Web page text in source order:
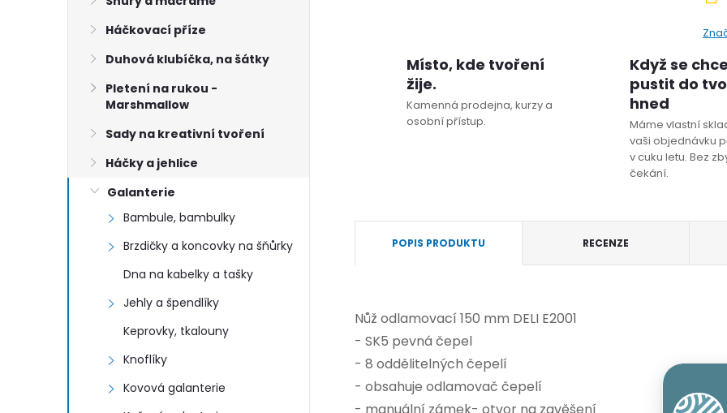
Háčkovací příze
Duhová klubíčka, na šátky
Pletení na rukou -
Marshmallow
Sady na kreativní tvoření
Háčky a jehlice
Galanterie
Bambule, bambulky
Brzdičky a koncovky na šňůrky
Dna na kabelky a tašky
Jehly a špendlíky
Keprovky, tkalouny
Knoflíky
Kovová galanterie
Místo, kde tvoření
žije.
Kamenná prodejna, kurzy a
osobní přístup.
Když se
pustit do
hned
Máme vlastní
vaši objednávku
v cuku letu. Bez
čekání.
POPIS PRODUKTU RECENZE
Nůž odlamovací 150 mm DELI E2001
- SK5 pevná čepel
- 8 oddělitelných čepelí
- obsahuje odlamovač čepelí